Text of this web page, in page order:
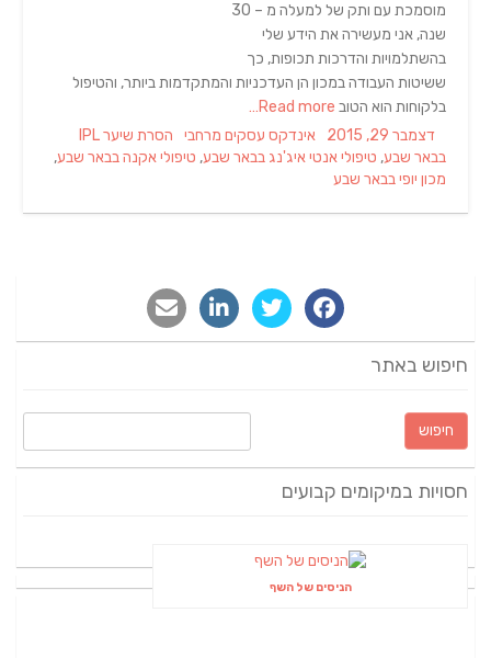
מוסמכת עם ותק של למעלה מ – 30
שנה, אני מעשירה את הידע שלי
בהשתלמויות והדרכות תכופות, כך
ששיטות העבודה במכון הן העדכניות והמתקדמות ביותר, והטיפול
בלקוחות הוא הטוב
Posted
on
דצמבר 29, 2015 Categories
אינדקס עסקים מרחבי Tags
הסרת שיער IPL
בבאר שבע, טיפולי אנטי איג'נג בבאר שבע, טיפולי אקנה בבאר שבע,
מכון יופי בבאר שבע
חיפוש באתר
חיפוש:
חסויות במיקומים קבועים
הניסים של השף